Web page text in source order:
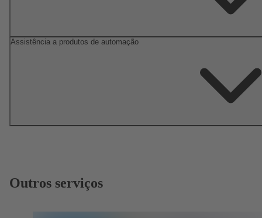
Assistência a produtos de automação
Outros serviços